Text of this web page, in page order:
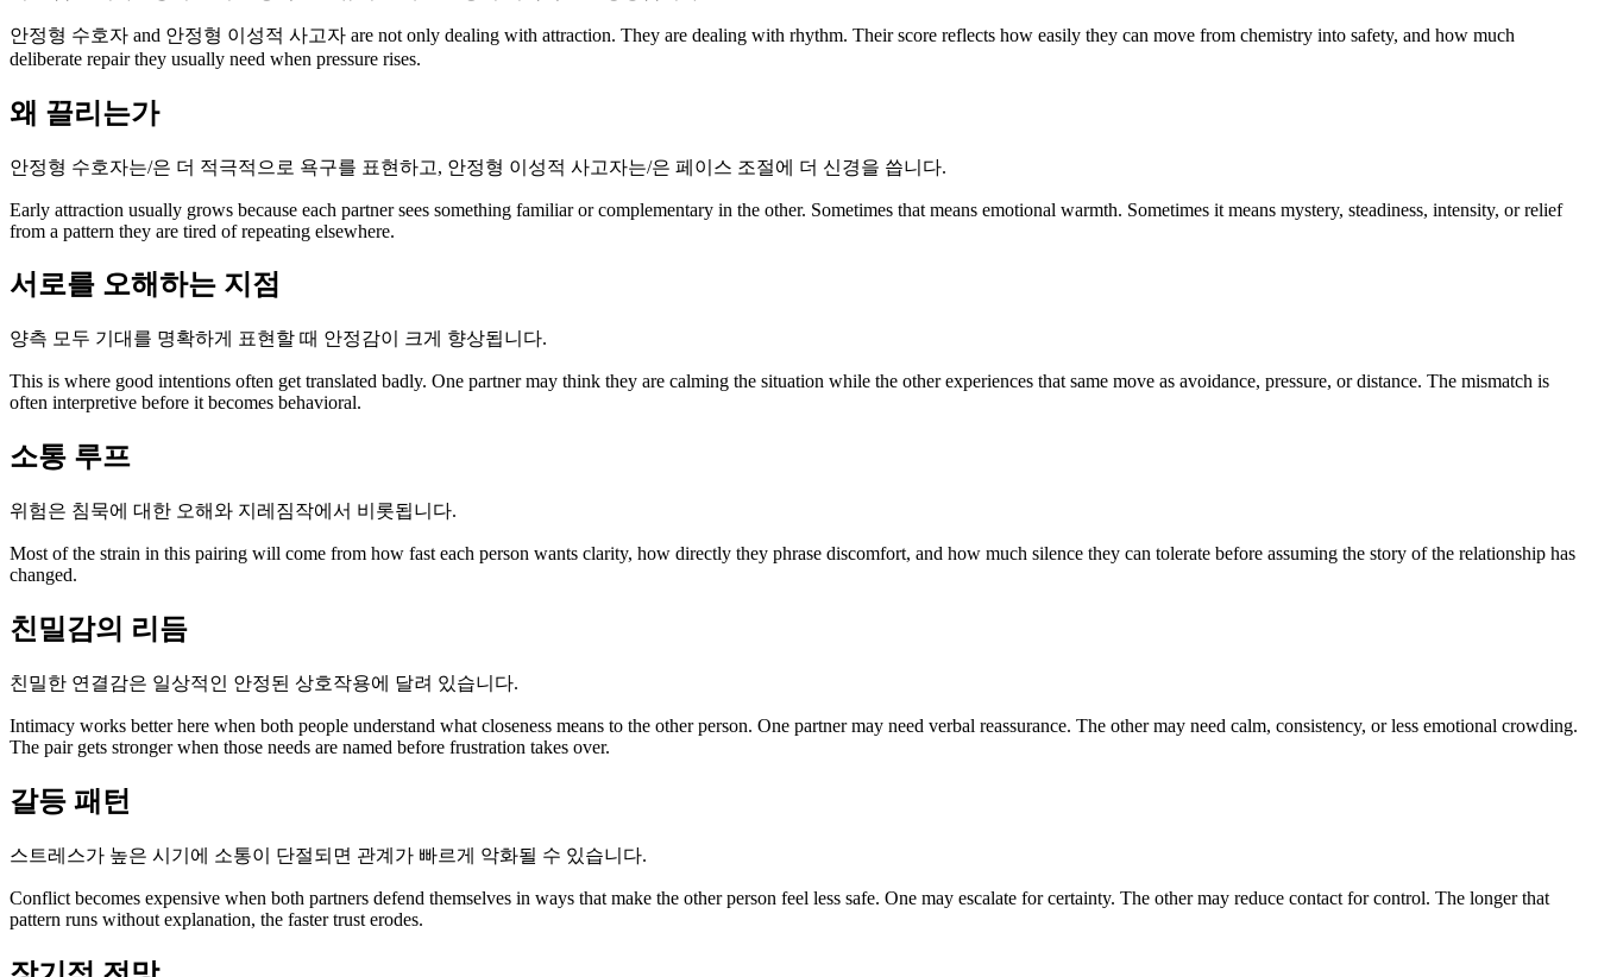
안정형 수호자 and 안정형 이성적 사고자 are not only dealing with attraction. They are dealing with rhythm. Their score reflects how easily they can move from chemistry into safety, and how much
deliberate repair they usually need when pressure rises.
왜 끌리는가
안정형 수호자는/은 더 적극적으로 욕구를 표현하고, 안정형 이성적 사고자는/은 페이스 조절에 더 신경을 씁니다.
Early attraction usually grows because each partner sees something familiar or complementary in the other. Sometimes that means emotional warmth. Sometimes it means mystery, steadiness, intensity, or relief
from a pattern they are tired of repeating elsewhere.
서로를 오해하는 지점
양측 모두 기대를 명확하게 표현할 때 안정감이 크게 향상됩니다.
This is where good intentions often get translated badly. One partner may think they are calming the situation while the other experiences that same move as avoidance, pressure, or distance. The mismatch is
often interpretive before it becomes behavioral.
소통 루프
위험은 침묵에 대한 오해와 지레짐작에서 비롯됩니다.
Most of the strain in this pairing will come from how fast each person wants clarity, how directly they phrase discomfort, and how much silence they can tolerate before assuming the story of the relationship has
changed.
친밀감의 리듬
친밀한 연결감은 일상적인 안정된 상호작용에 달려 있습니다.
Intimacy works better here when both people understand what closeness means to the other person. One partner may need verbal reassurance. The other may need calm, consistency, or less emotional crowding.
The pair gets stronger when those needs are named before frustration takes over.
갈등 패턴
스트레스가 높은 시기에 소통이 단절되면 관계가 빠르게 악화될 수 있습니다.
Conflict becomes expensive when both partners defend themselves in ways that make the other person feel less safe. One may escalate for certainty. The other may reduce contact for control. The longer that
pattern runs without explanation, the faster trust erodes.